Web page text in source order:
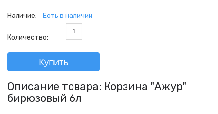
Наличие: Есть в наличии
Количество:
Купить
Описание товара: Корзина "Ажур"
бирюзовый 6л